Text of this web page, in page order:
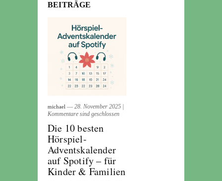
BEITRÄGE
michael ― 28. November 2025
Kommentare sind geschlossen
Die 10 besten
Hörspiel-
Adventskalender
auf Spotify – für
Kinder & Familien